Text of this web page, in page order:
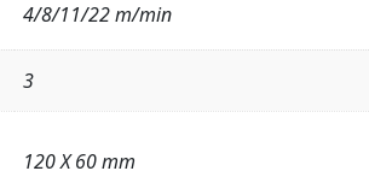
4/8/11/22 m/min
3
120 X 60 mm